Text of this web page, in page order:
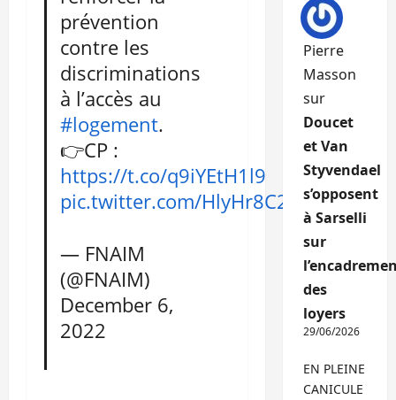
prévention
contre les
discriminations
à l’accès au
#logement.
👉CP :
https://t.co/q9iYEtH1l9
pic.twitter.com/HlyHr8C2x0
— FNAIM
(@FNAIM)
December 6,
2022
Pierre
Masson
sur
Doucet
et Van
Styvendael
s’opposent
à Sarselli
sur
des
loyers
29/06/2026
EN PLEINE
CANICULE